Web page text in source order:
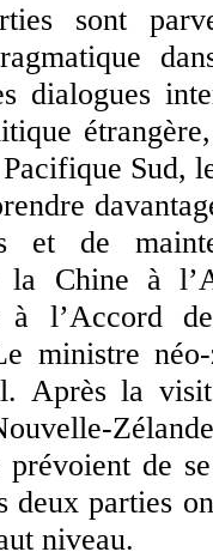
sont
dialogues
Sud,
et de
la Chine à
à l’Accord
ministre
Après la
prévoient de
deux parties
niveau.